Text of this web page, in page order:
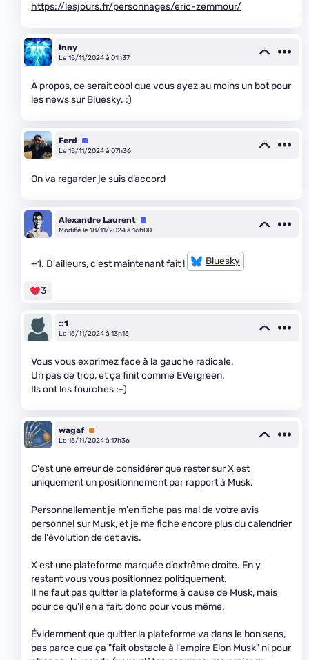
https://lesjours.fr/personnages/eric-zemmour/
Inny
Le 15/11/2024 à 01h37
À propos, ce serait cool que vous ayez au moins un bot pour
les news sur Bluesky. :)
Ferd
Équipe
Le 15/11/2024 à 07h36
On va regarder je suis d’accord
Alexandre Laurent Équipe
Modifié le 18/11/2024 à 16h00
+1. D'ailleurs, c'est maintenant fait ! Bluesky
3
::1
Le 15/11/2024 à 13h15
Vous vous exprimez face à la gauche radicale.
Un pas de trop, et ça finit comme EVergreen.
Ils ont les fourches ;-)
wagaf Premium
Le 15/11/2024 à 17h36
C'est une erreur de considérer que rester sur X est
uniquement un positionnement par rapport à Musk.
Personnellement je m'en fiche pas mal de votre avis
personnel sur Musk, et je me fiche encore plus du calendrier
de l'évolution de cet avis.
X est une plateforme marquée d’extrême droite. En y
restant vous vous positionnez politiquement.
Il ne faut pas quitter la plateforme à cause de Musk, mais
pour ce qu'il en a fait, donc pour vous même.
Évidemment que quitter la plateforme va dans le bon sens,
pas parce que ça "fait obstacle à l'empire Elon Musk" ni pour